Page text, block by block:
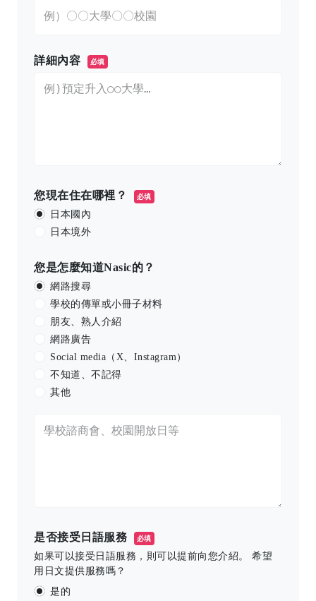
詳細內容 必填
您現在住在哪裡？ 必填
日本國內
日本境外
您是怎麼知道Nasic的？
網路搜尋
學校的傳單或小冊子材料
朋友、熟人介紹
網路廣告
Social media（X、Instagram）
不知道、不記得
其他
是否接受日語服務 必填
如果可以接受日語服務，則可以提前向您介紹。 希望
用日文提供服務嗎？
是的